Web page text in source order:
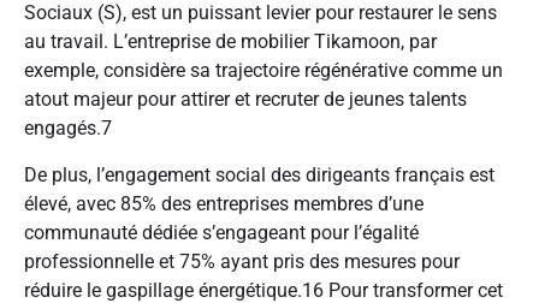
Sociaux (S), est un puissant levier pour restaurer le sens
au travail. L’entreprise de mobilier Tikamoon, par
exemple, considère sa trajectoire régénérative comme un
atout majeur pour attirer et recruter de jeunes talents
engagés.7
De plus, l’engagement social des dirigeants français est
élevé, avec 85% des entreprises membres d’une
communauté dédiée s’engageant pour l’égalité
professionnelle et 75% ayant pris des mesures pour
réduire le gaspillage énergétique.16 Pour transformer cet